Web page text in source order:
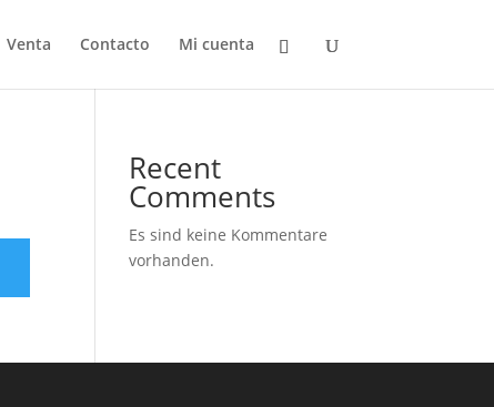
Venta Contacto Mi cuenta
Recent
Comments
Es sind keine Kommentare
vorhanden.